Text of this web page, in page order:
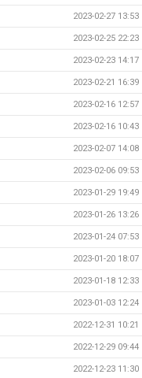
2023-02-27 13:53
2023-02-25 22:23
2023-02-23 14:17
2023-02-21 16:39
2023-02-16 12:57
2023-02-16 10:43
2023-02-07 14:08
2023-02-06 09:53
2023-01-29 19:49
2023-01-26 13:26
2023-01-24 07:53
2023-01-20 18:07
2023-01-18 12:33
2023-01-03 12:24
2022-12-31 10:21
2022-12-29 09:44
2022-12-23 11:30